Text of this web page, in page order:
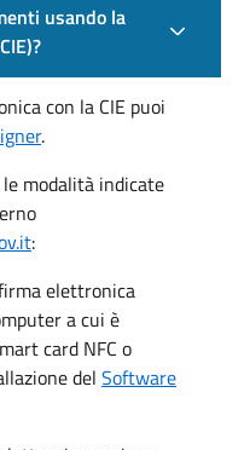
usando la
con la CIE puoi
.
modalità indicate
:
elettronica
a cui è
card NFC o
del Software